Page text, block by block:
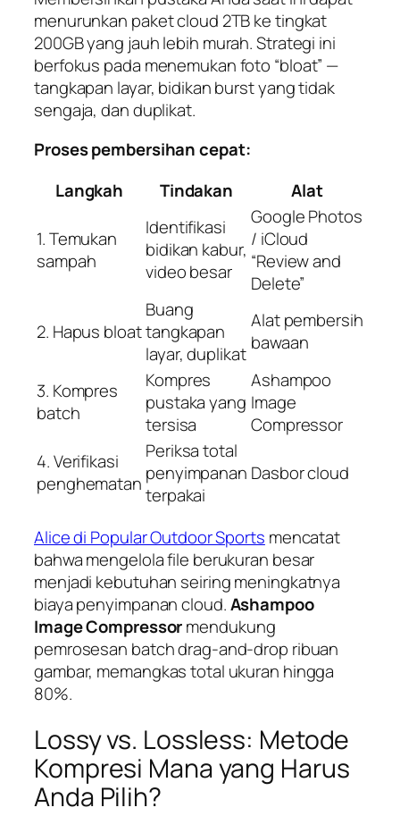
menurunkan paket cloud 2TB ke tingkat
200GB yang jauh lebih murah. Strategi ini
berfokus pada menemukan foto “bloat” —
tangkapan layar, bidikan burst yang tidak
sengaja, dan duplikat.
Proses pembersihan cepat:
Langkah
Tindakan Alat
1. Temukan
sampah
Identifikasi
bidikan kabur,
video besar
Google Photos
/ iCloud
“Review and
Delete”
2. Hapus bloat
Buang
tangkapan
layar, duplikat
Alat pembersih
bawaan
3. Kompres
batch
Kompres
pustaka yang
tersisa
Ashampoo
Image
Compressor
4. Verifikasi
penghematan
Periksa total
penyimpanan
terpakai
Dasbor cloud
Alice di Popular Outdoor Sports mencatat
bahwa mengelola file berukuran besar
menjadi kebutuhan seiring meningkatnya
biaya penyimpanan cloud.Ashampoo
Image Compressormendukung
pemrosesan batch drag-and-drop ribuan
gambar, memangkas total ukuran hingga
80%.
Lossy vs. Lossless: Metode
Kompresi Mana yang Harus
Anda Pilih?